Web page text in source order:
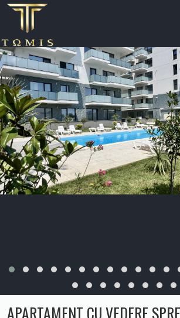
APARTAMENT CU VEDERE